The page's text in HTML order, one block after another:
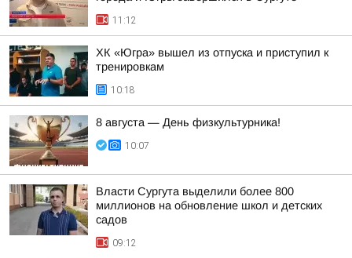
11:12
ХК «Югра» вышел из отпуска и приступил к
тренировкам
10:18
8 августа — День физкультурника!
10:07
Власти Сургута выделили более 800
миллионов на обновление школ и детских
садов
09:12